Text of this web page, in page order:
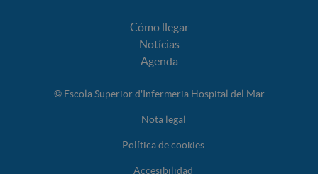
Cómo llegar
Notícias
Agenda
© Escola Superior d'Infermeria Hospital del Mar
Nota legal
Política de cookies
Accesibilidad